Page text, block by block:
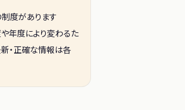
制度があります
や年度により変わるた
・正確な情報は各